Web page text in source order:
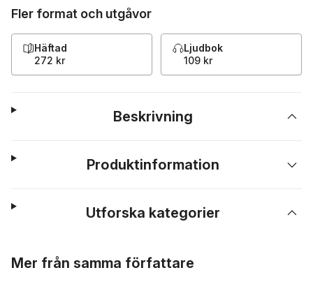
Fler format och utgåvor
Häftad
272 kr
Ljudbok
109 kr
Beskrivning
Produktinformation
Utforska kategorier
Mer från samma författare